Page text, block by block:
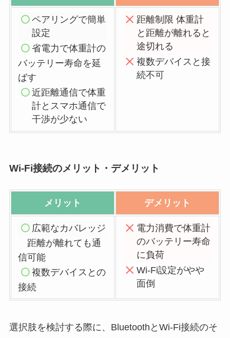
ペアリングで簡単
設定
省電力で体重計の
バッテリー寿命を延
ばす
近距離通信で体重
計とスマホ通信で
干渉が少ない
距離制限 体重計
と距離が離れると
途切れる
複数デバイスと接
続不可
Wi-Fi接続のメリット・デメリット
メリット デメリット
広範なカバレッジ
距離が離れても通
信可能
複数デバイスとの
接続
電力消費で体重計
のバッテリー寿命
に負荷
Wi-Fi設定がやや
面倒
選択肢を検討する際に、BluetoothとWi-Fi接続のそ